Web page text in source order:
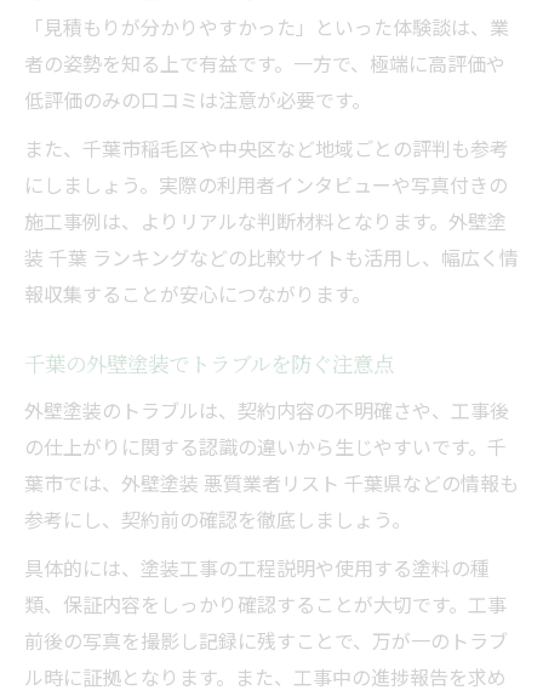
「見積もりが分かりやすかった」といった体験談は、業
者の姿勢を知る上で有益です。一方で、極端に高評価や
低評価のみの口コミは注意が必要です。
また、千葉市稲毛区や中央区など地域ごとの評判も参考
にしましょう。実際の利用者インタビューや写真付きの
施工事例は、よりリアルな判断材料となります。外壁塗
装 千葉 ランキングなどの比較サイトも活用し、幅広く情
報収集することが安心につながります。
千葉の外壁塗装でトラブルを防ぐ注意点
外壁塗装のトラブルは、契約内容の不明確さや、工事後
の仕上がりに関する認識の違いから生じやすいです。千
葉市では、外壁塗装 悪質業者リスト 千葉県などの情報も
参考にし、契約前の確認を徹底しましょう。
具体的には、塗装工事の工程説明や使用する塗料の種
類、保証内容をしっかり確認することが大切です。工事
前後の写真を撮影し記録に残すことで、万が一のトラブ
ル時に証拠となります。また、工事中の進捗報告を求め